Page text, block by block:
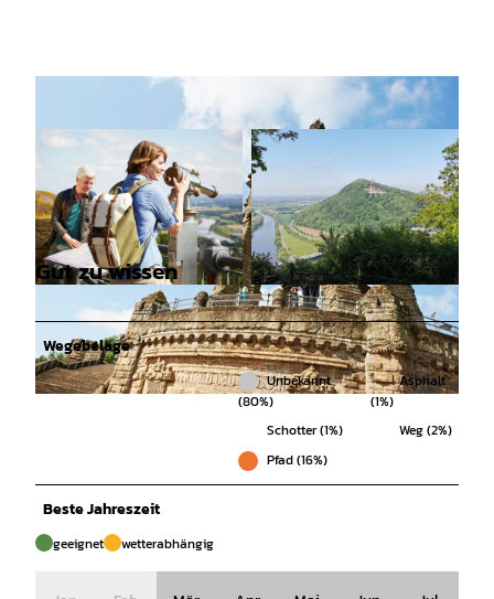
© Mareike Sonnenschein, Touristikzentrum Westliches Weserbergland | CC-BY-SA
© Mareike Sonnenschein, Touristikzentrum Wes
tliches Weserbergland |CC-BY-SA
© Brinja Weiglein, Schaumburger Land |
CC-BY-SA
Gut zu wissen
Wegebeläge
Unbekannt
(80%)
Asphalt
(1%)
Schotter (1%)
Weg (2%)
Pfad (16%)
Beste Jahreszeit
geeignet wetterabhängig